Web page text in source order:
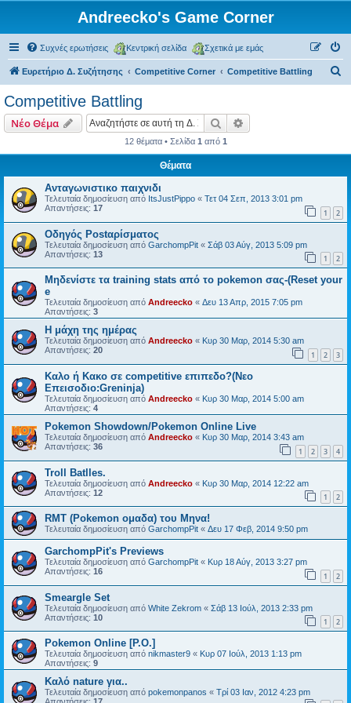
Andreecko's Game Corner
Συχνές ερωτήσεις Κεντρική σελίδα Σχετικά με εμάς
Ευρετήριο Δ. Συζήτησης Competitive Corner Competitive Battling
η
Competitive Battling
Νέο Θέμα Αναζήτηση
12 θέματα • Σελίδα 1 από 1
Θέματα
Ανταγωνιστικο παιχνιδι
Τελευταία δημοσίευση από ItsJustPippo « Τετ 04 Σεπ, 2013 3:01 pm
Απαντήσεις: 17 1 2
Οδηγός Postαρίσματος
Τελευταία δημοσίευση από GarchompPit « Σάβ 03 Αύγ, 2013 5:09 pm
Απαντήσεις: 13 1 2
Μηδενίστε τα training stats από το pokemon σας-(Reset your
e
Τελευταία δημοσίευση από Andreecko « Δευ 13 Απρ, 2015 7:05 pm
Απαντήσεις: 3
Η μάχη της ημέρας
Τελευταία δημοσίευση από Andreecko « Κυρ 30 Μαρ, 2014 5:30 am
Απαντήσεις: 20 1 2 3
Καλο ή Κακο σε competitive επιπεδο?(Nεο
Επεισοδιο:Greninja)
Τελευταία δημοσίευση από Andreecko « Κυρ 30 Μαρ, 2014 5:00 am
Απαντήσεις: 4
Pokemon Showdown/Pokemon Online Live
Τελευταία δημοσίευση από Andreecko « Κυρ 30 Μαρ, 2014 3:43 am
Απαντήσεις: 36 1 2 3 4
Troll Batlles.
Τελευταία δημοσίευση από Andreecko « Κυρ 30 Μαρ, 2014 12:22 am
Απαντήσεις: 12 1 2
RMT (Pokemon ομαδα) του Μηνα!
Τελευταία δημοσίευση από GarchompPit « Δευ 17 Φεβ, 2014 9:50 pm
GarchompPit's Previews
Τελευταία δημοσίευση από GarchompPit « Κυρ 18 Αύγ, 2013 3:27 pm
Απαντήσεις: 16 1 2
Smeargle Set
Τελευταία δημοσίευση από White Zekrom « Σάβ 13 Ιούλ, 2013 2:33 pm
Απαντήσεις: 10 1 2
Pokemon Online [P.O.]
Τελευταία δημοσίευση από nikmaster9 « Κυρ 07 Ιούλ, 2013 1:13 pm
Απαντήσεις: 9
Καλό nature για..
Τελευταία δημοσίευση από pokemonpanos « Τρί 03 Ιαν, 2012 4:23 pm